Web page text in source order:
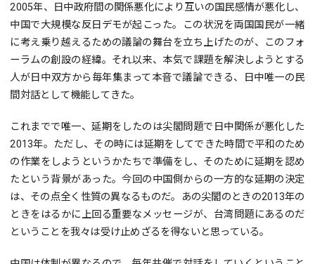
2005年、日中政府間の関係悪化により互いの国民感情が悪化し、
中国で大規模な反日デモが起こった。この状況を両国国民が一緒
に考え乗り越えるための議論の舞台を立ち上げたのが、このフォ
ーラムの創設の経緯。それ以来、本気で課題を解決しようとする
人が日中双方から毎年集まって本音で議論できる、日中唯一の民
間対話として機能してきた。
これまでで唯一、延期をしたのは尖閣問題で日中関係が悪化した
2013年。ただし、その時には延期をしてできた時間で平和のため
の作業をしようというかたちで準備をし、そのために延期を認め
たという背景があった。今回の中国側からの一方的な延期の決定
は、その点全く性質の異なるものだ。あの尖閣のときの2013年の
ときをはるかに上回る重要なメッセージが、台湾問題にあるのだ
ということを我々は受け止めざるを得ないと思っている。